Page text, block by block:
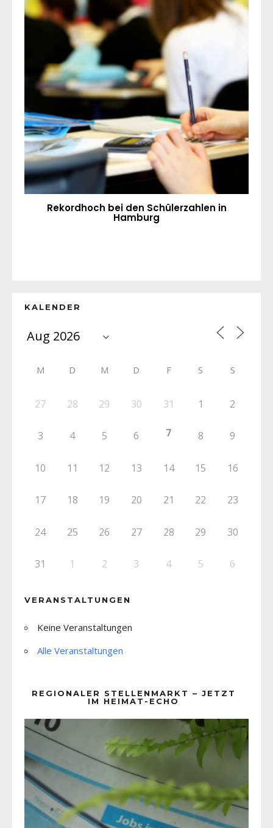
Rekordhoch bei den Schülerzahlen in
Hamburg
KALENDER
M D M D F S S
27 28 29 30 31 1 2
3 4 5 6 7 8 9
10 11 12 13 14 15 16
17 18 19 20 21 22 23
24 25 26 27 28 29 30
31 1 2 3 4 5 6
VERANSTALTUNGEN
Keine Veranstaltungen
Alle Veranstaltungen
REGIONALER STELLENMARKT – JETZT
IM HEIMAT-ECHO
Player